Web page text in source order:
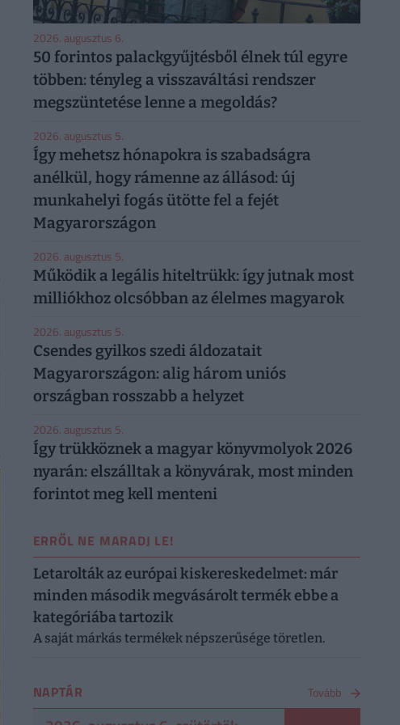
2026. augusztus 6.
50 forintos palackgyűjtésből élnek túl egyre
többen: tényleg a visszaváltási rendszer
megszüntetése lenne a megoldás?
2026. augusztus 5.
Így mehetsz hónapokra is szabadságra
anélkül, hogy rámenne az állásod: új
munkahelyi fogás ütötte fel a fejét
Magyarországon
2026. augusztus 5.
Működik a legális hiteltrükk: így jutnak most
milliókhoz olcsóbban az élelmes magyarok
2026. augusztus 5.
Csendes gyilkos szedi áldozatait
Magyarországon: alig három uniós
országban rosszabb a helyzet
2026. augusztus 5.
Így trükköznek a magyar könyvmolyok 2026
nyarán: elszálltak a könyvárak, most minden
forintot meg kell menteni
ERRŐL NE MARADJ LE!
Letarolták az európai kiskereskedelmet: már
minden második megvásárolt termék ebbe a
kategóriába tartozik
A saját márkás termékek népszerűsége töretlen.
NAPTÁR Tovább